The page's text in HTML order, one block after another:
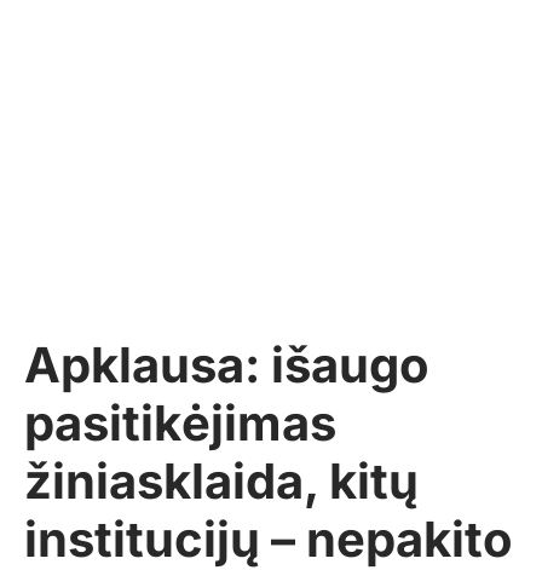
Apklausa: išaugo
pasitikėjimas
žiniasklaida, kitų
institucijų – nepakito